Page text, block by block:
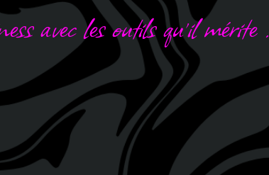
avec les outils qu’il mérite !